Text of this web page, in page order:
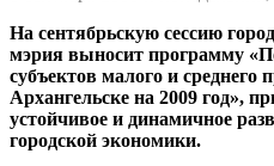
На сентябрьскую сессию
мэрия выносит программу
субъектов малого и среднего
Архангельске на 2009 год»,
устойчивое и динамичное
городской экономики.